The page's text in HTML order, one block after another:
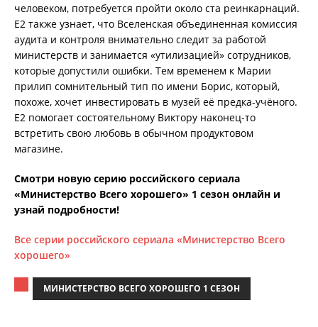
человеком, потребуется пройти около ста реинкарнаций.
Е2 также узнает, что Вселенская объединенная комиссия
аудита и контроля внимательно следит за работой
министерств и занимается «утилизацией» сотрудников,
которые допустили ошибки. Тем временем к Марии
прилип сомнительный тип по имени Борис, который,
похоже, хочет инвестировать в музей её предка-учёного.
Е2 помогает состоятельному Виктору наконец-то
встретить свою любовь в обычном продуктовом
магазине.
Смотри новую серию российского сериала
«Министерство Всего хорошего» 1 сезон онлайн и
узнай подробности!
Все серии российского сериала «Министерство Всего
хорошего»
МИНИСТЕРСТВО ВСЕГО ХОРОШЕГО 1 СЕЗОН